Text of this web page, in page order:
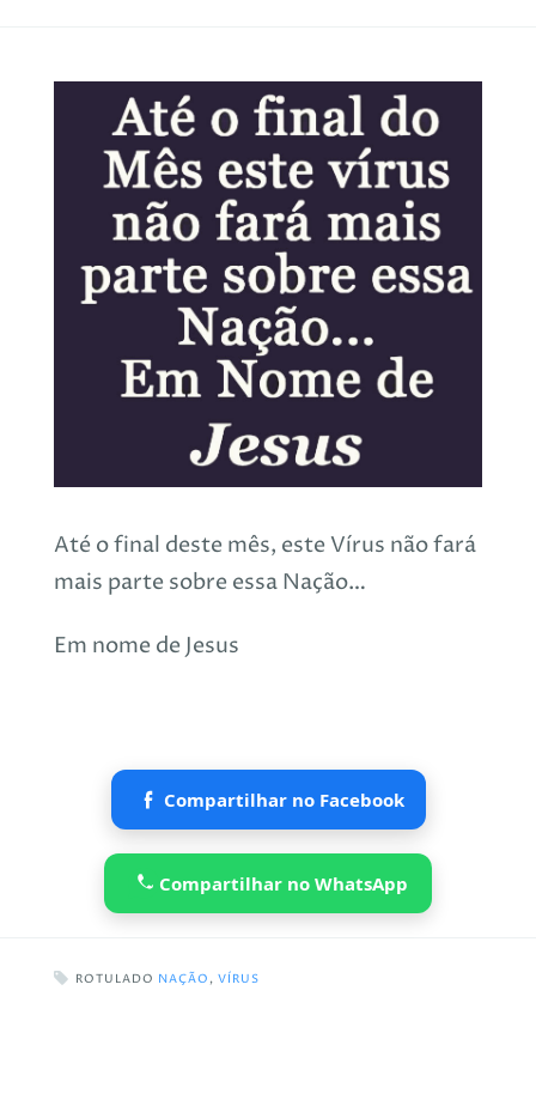
Até o final deste mês, este Vírus não fará
mais parte sobre essa Nação…
Em nome de Jesus
Compartilhar no Facebook
Compartilhar no WhatsApp
ROTULADO NAÇÃO , VÍRUS